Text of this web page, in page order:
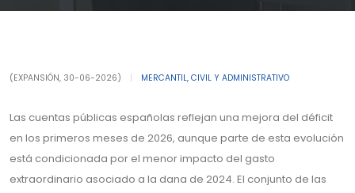
(EXPANSIÓN, 30-06-2026) MERCANTIL, CIVIL Y ADMINISTRATIVO
Las cuentas públicas españolas reflejan una mejora del déficit
en los primeros meses de 2026, aunque parte de esta evolución
está condicionada por el menor impacto del gasto
extraordinario asociado a la dana de 2024. El conjunto de las